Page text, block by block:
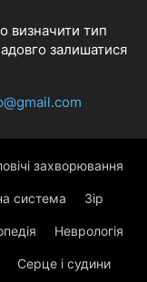
визначити тип
залишатися
захворювання
система Зір
Неврологія
Серце і судини